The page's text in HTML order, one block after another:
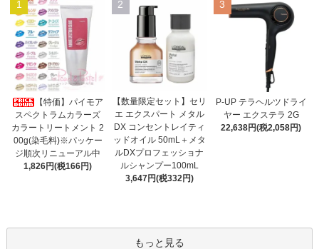
1
【特価】パイモア
スペクトラムカラーズ
カラートリートメント 2
00g(染毛料)※パッケー
ジ順次リニューアル中
1,826円(税166円)
2
【数量限定セット】セリ
エ エクスパート メタル
DX コンセントレイティ
ッドオイル 50mL＋メタ
ルDXプロフェッショナ
ルシャンプー100mL
3,647円(税332円)
3
P-UP テラヘルツドライ
ヤー エクステラ 2G
22,638円(税2,058円)
もっと見る